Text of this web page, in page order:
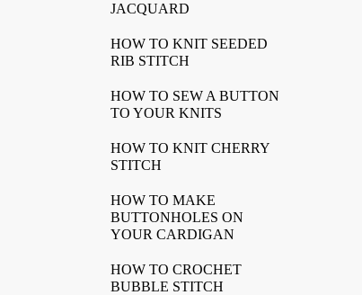
JACQUARD
HOW TO KNIT SEEDED
RIB STITCH
HOW TO SEW A BUTTON
TO YOUR KNITS
HOW TO KNIT CHERRY
STITCH
HOW TO MAKE
BUTTONHOLES ON
YOUR CARDIGAN
HOW TO CROCHET
BUBBLE STITCH